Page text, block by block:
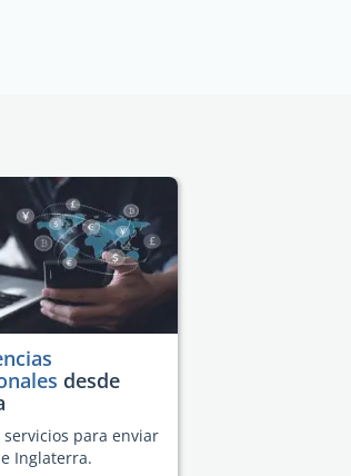
desde
servicios para enviar
Inglaterra.